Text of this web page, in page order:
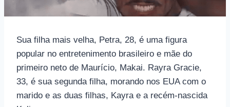
Sua filha mais velha, Petra, 28, é uma figura
popular no entretenimento brasileiro e mãe do
primeiro neto de Maurício, Makai. Rayra Gracie,
33, é sua segunda filha, morando nos EUA com o
marido e as duas filhas, Kayra e a recém-nascida